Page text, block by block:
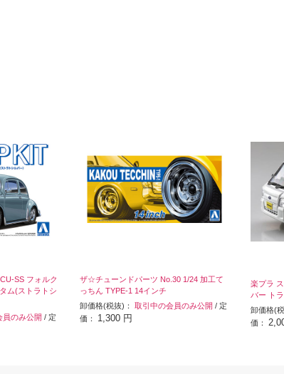
SS フォルク
ム(ストラトシ
員のみ公開 / 定
ザ☆チューンドパーツ No.30 1/24 加工て
っちん TYPE-1 14インチ
卸価格(税抜)： 取引中の会員のみ公開 / 定
価： 1,300 円
楽プラ
バー ト
卸価格(
価：